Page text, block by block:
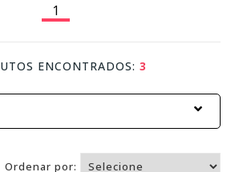
1
ENCONTRADOS: 3
Ordenar por: